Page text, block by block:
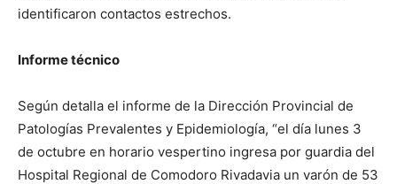
identificaron contactos estrechos.
Informe técnico
Según detalla el informe de la Dirección Provincial de
Patologías Prevalentes y Epidemiología, “el día lunes 3
de octubre en horario vespertino ingresa por guardia del
Hospital Regional de Comodoro Rivadavia un varón de 53